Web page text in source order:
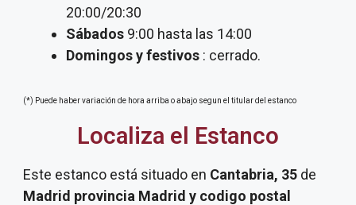
20:00/20:30
Sábados 9:00 hasta las 14:00
Domingos y festivos : cerrado.
(*) Puede haber variación de hora arriba o abajo segun el titular del estanco
Localiza el Estanco
Este estanco está situado en Cantabria, 35 de
Madrid provincia Madrid y codigo postal